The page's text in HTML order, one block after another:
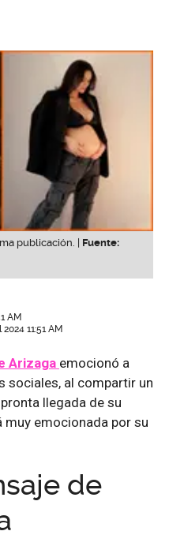
publicación. | Fuente:
AM
11:51 AM
Arizaga emocionó a
sociales, al compartir un
llegada de su
emocionada por su
de